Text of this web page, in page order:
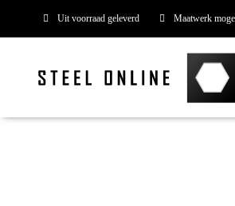
Uit voorraad geleverd Maatwerk